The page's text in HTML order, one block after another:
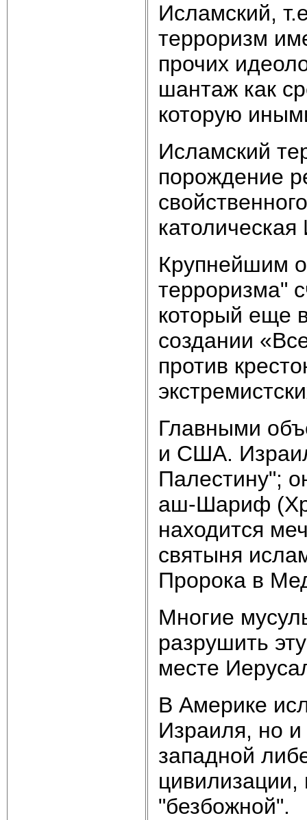
Исламский,
терроризм
прочих
шантаж как
которую
Исламский
порождение
Крупнейшим
терроризма"
который еще
создании
против
Главными
и США.
Палестину";
аш-Шариф
находится
святыня
Пророка в
Многие
разрушить
месте
В Америке
Израиля, но и
западной
цивилизации,
"безбожной".